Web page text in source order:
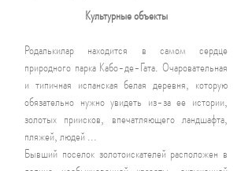
Культурные объекты
Родалькилар находится в самом сердце
природного парка Кабо-де-Гата. Очаровательная
и типичная испанская белая деревня, которую
обязательно нужно увидеть из-за ее истории,
золотых приисков, впечатляющего ландшафта,
пляжей, людей ...
Бывший поселок золотоискателей расположен в